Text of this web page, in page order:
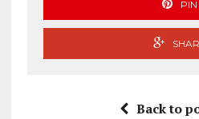
PIN
Back to